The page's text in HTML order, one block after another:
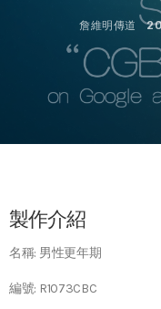
詹維明傳道
製作介紹
名稱: 男性更年期
編號: R1073CBC